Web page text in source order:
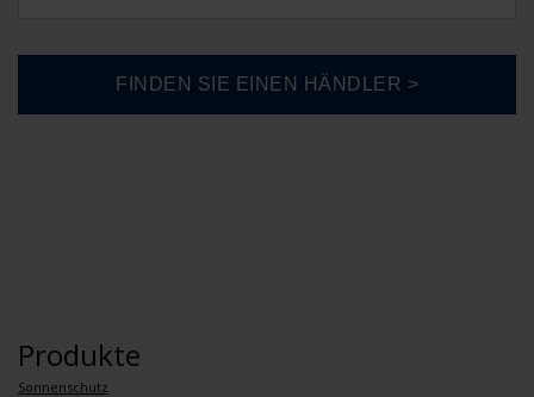
Produkte
Sonnenschutz